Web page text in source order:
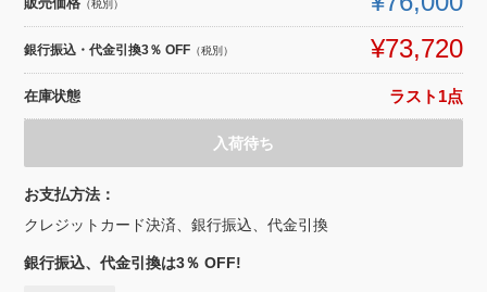
（税別）
銀行振込・代金引換3％ OFF （税別） ¥73,720
在庫状態 ラスト1点
入荷待ち
お支払方法：
クレジットカード決済、銀行振込、代金引換
銀行振込、代金引換は3％ OFF!